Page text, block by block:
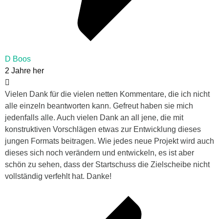
D Boos
2 Jahre her
Vielen Dank für die vielen netten Kommentare, die ich nicht
alle einzeln beantworten kann. Gefreut haben sie mich
jedenfalls alle. Auch vielen Dank an all jene, die mit
konstruktiven Vorschlägen etwas zur Entwicklung dieses
jungen Formats beitragen. Wie jedes neue Projekt wird auch
dieses sich noch verändern und entwickeln, es ist aber
schön zu sehen, dass der Startschuss die Zielscheibe nicht
vollständig verfehlt hat. Danke!